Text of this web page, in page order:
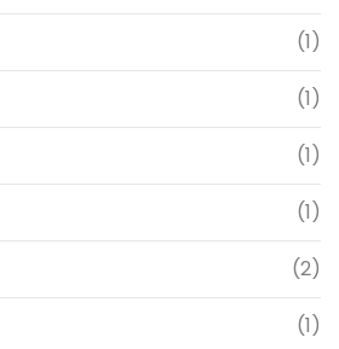
(1)
(1)
(1)
(1)
(2)
(1)